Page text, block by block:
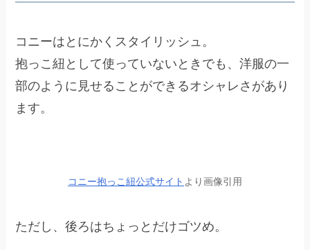
コニーはとにかくスタイリッシュ。
抱っこ紐として使っていないときでも、洋服の一
部のように見せることができるオシャレさがあり
ます。
コニー抱っこ紐公式サイト より画像引用
ただし、後ろはちょっとだけゴツめ。